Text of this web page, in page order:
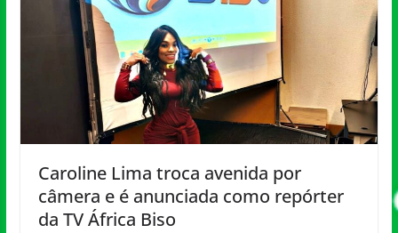
Caroline Lima troca avenida por
câmera e é anunciada como repórter
da TV África Biso